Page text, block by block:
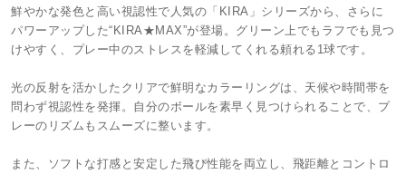
鮮やかな発色と高い視認性で人気の「KIRA」シリーズから、さらに
パワーアップした“KIRA★MAX”が登場。グリーン上でもラフでも見つ
けやすく、プレー中のストレスを軽減してくれる頼れる1球です。
光の反射を活かしたクリアで鮮明なカラーリングは、天候や時間帯を
問わず視認性を発揮。自分のボールを素早く見つけられることで、プ
レーのリズムもスムーズに整います。
また、ソフトな打感と安定した飛び性能を両立し、飛距離とコントロ